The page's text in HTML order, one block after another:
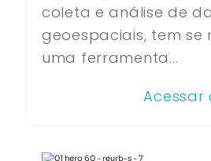
coleta e análise de
geoespaciais, tem se
uma ferramenta...
Acessar